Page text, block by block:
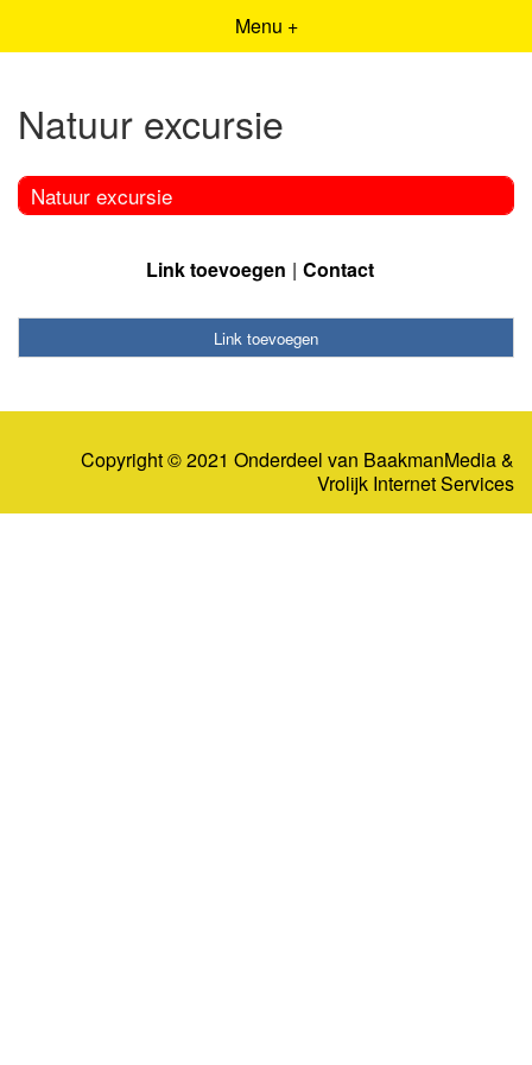
Menu +
Natuur excursie
Natuur excursie
Link toevoegen Contact
Link toevoegen
Copyright © 2021 Onderdeel van BaakmanMedia&
Vrolijk Internet Services